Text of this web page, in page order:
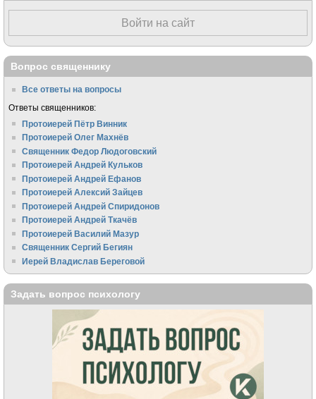
Войти на сайт
Вопрос священнику
Все ответы на вопросы
Ответы священников:
Протоиерей Пётр Винник
Протоиерей Олег Махнёв
Священник Федор Людоговский
Протоиерей Андрей Кульков
Протоиерей Андрей Ефанов
Протоиерей Алексий Зайцев
Протоиерей Андрей Спиридонов
Протоиерей Андрей Ткачёв
Протоиерей Василий Мазур
Священник Сергий Бегиян
Иерей Владислав Береговой
Задать вопрос психологу